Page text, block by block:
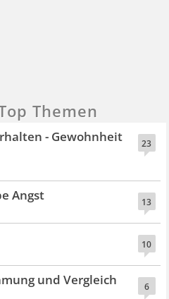
Themen
23
- Gewohnheit
13
Angst
10
6
und Vergleich